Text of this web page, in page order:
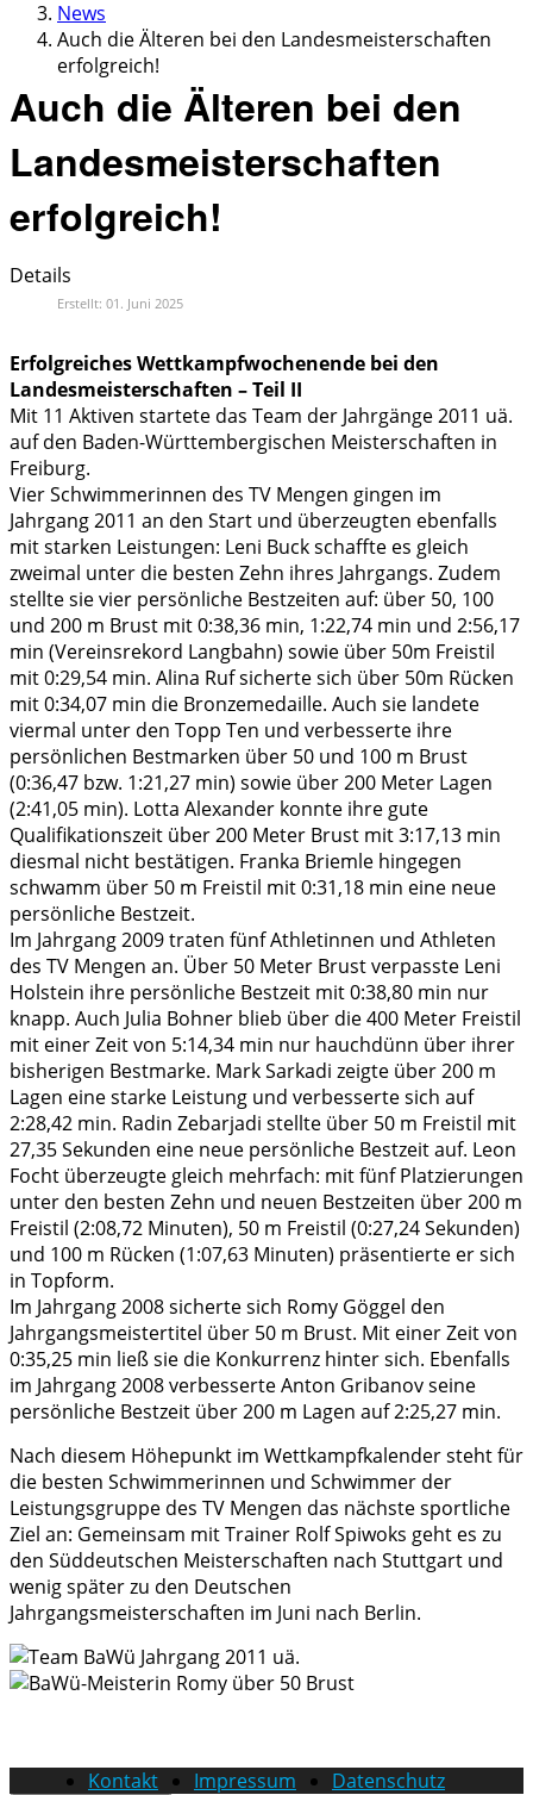
News
Auch die Älteren bei den Landesmeisterschaften
erfolgreich!
Auch die Älteren bei den
Landesmeisterschaften
erfolgreich!
Details
Erstellt: 01. Juni 2025
Erfolgreiches Wettkampfwochenende bei den
Landesmeisterschaften – Teil II
Mit 11 Aktiven startete das Team der Jahrgänge 2011 uä.
auf den Baden-Württembergischen Meisterschaften in
Freiburg.
Vier Schwimmerinnen des TV Mengen gingen im
Jahrgang 2011 an den Start und überzeugten ebenfalls
mit starken Leistungen: Leni Buck schaffte es gleich
zweimal unter die besten Zehn ihres Jahrgangs. Zudem
stellte sie vier persönliche Bestzeiten auf: über 50, 100
und 200 m Brust mit 0:38,36 min, 1:22,74 min und 2:56,17
min (Vereinsrekord Langbahn) sowie über 50m Freistil
mit 0:29,54 min. Alina Ruf sicherte sich über 50m Rücken
mit 0:34,07 min die Bronzemedaille. Auch sie landete
viermal unter den Topp Ten und verbesserte ihre
persönlichen Bestmarken über 50 und 100 m Brust
(0:36,47 bzw. 1:21,27 min) sowie über 200 Meter Lagen
(2:41,05 min). Lotta Alexander konnte ihre gute
Qualifikationszeit über 200 Meter Brust mit 3:17,13 min
diesmal nicht bestätigen. Franka Briemle hingegen
schwamm über 50 m Freistil mit 0:31,18 min eine neue
persönliche Bestzeit.
Im Jahrgang 2009 traten fünf Athletinnen und Athleten
des TV Mengen an. Über 50 Meter Brust verpasste Leni
Holstein ihre persönliche Bestzeit mit 0:38,80 min nur
knapp. Auch Julia Bohner blieb über die 400 Meter Freistil
mit einer Zeit von 5:14,34 min nur hauchdünn über ihrer
bisherigen Bestmarke. Mark Sarkadi zeigte über 200 m
Lagen eine starke Leistung und verbesserte sich auf
2:28,42 min. Radin Zebarjadi stellte über 50 m Freistil mit
27,35 Sekunden eine neue persönliche Bestzeit auf. Leon
Focht überzeugte gleich mehrfach: mit fünf Platzierungen
unter den besten Zehn und neuen Bestzeiten über 200 m
Freistil (2:08,72 Minuten), 50 m Freistil (0:27,24 Sekunden)
und 100 m Rücken (1:07,63 Minuten) präsentierte er sich
in Topform.
Im Jahrgang 2008 sicherte sich Romy Göggel den
Jahrgangsmeistertitel über 50 m Brust. Mit einer Zeit von
0:35,25 min ließ sie die Konkurrenz hinter sich. Ebenfalls
im Jahrgang 2008 verbesserte Anton Gribanov seine
persönliche Bestzeit über 200 m Lagen auf 2:25,27 min.
Nach diesem Höhepunkt im Wettkampfkalender steht für
die besten Schwimmerinnen und Schwimmer der
Leistungsgruppe des TV Mengen das nächste sportliche
Ziel an: Gemeinsam mit Trainer Rolf Spiwoks geht es zu
den Süddeutschen Meisterschaften nach Stuttgart und
wenig später zu den Deutschen
Jahrgangsmeisterschaften im Juni nach Berlin.
Kontakt Impressum Datenschutz